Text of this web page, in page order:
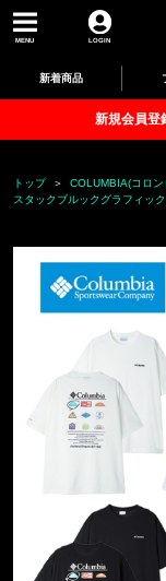
MENU LOGIN
新着商品
新規会員登
トップ
COLUMBIA(コロン
スタックブルックグラフィッ